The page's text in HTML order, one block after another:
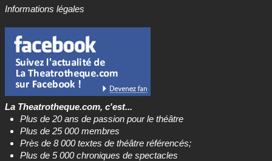
Informations légales
La Theatrotheque.com, c'est...
Plus de 20 ans de passion pour le théâtre
Plus de 25 000 membres
Près de 8 000 textes de théâtre référencés;
Plus de 5 000 chroniques de spectacles